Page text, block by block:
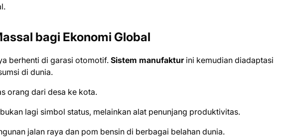
bagi Ekonomi Global
berhenti di garasi otomotif. Sistem manufakturini kemudian diadaptasi
di dunia.
orang dari desa ke kota.
lagi simbol status, melainkan alat penunjang produktivitas.
jalan raya dan pom bensin di berbagai belahan dunia.